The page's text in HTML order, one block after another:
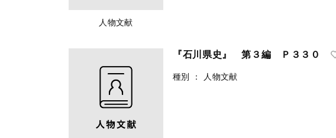
人物文献
『石川県史』 第３編 Ｐ３３０
種別 ： 人物文献